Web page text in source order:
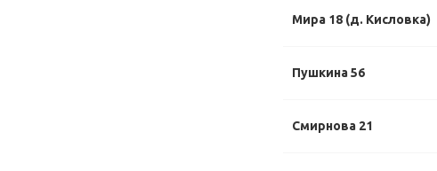
Мира 18 (д. Кисловка)
Пушкина 56
Смирнова 21